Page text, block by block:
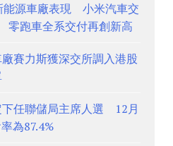
能源車廠表現 小米汽車交
跑車全系交付再創新高
賽力斯獲深交所調入港股
下任聯儲局主席人選 12月
為87.4%